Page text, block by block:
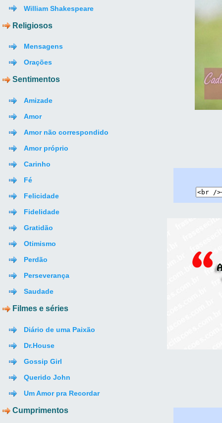
William Shakespeare
Religiosos
Mensagens
Orações
Sentimentos
Amizade
Amor
Amor não correspondido
Amor próprio
Carinho
Fé
Felicidade
Fidelidade
Gratidão
Otimismo
Perdão
Perseverança
Saudade
Filmes e séries
Diário de uma Paixão
Dr.House
Gossip Girl
Querido John
Um Amor pra Recordar
Cumprimentos